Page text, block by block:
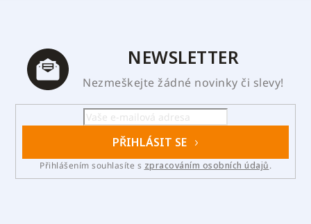
NEWSLETTER
Nezmeškejte žádné novinky či slevy!
PŘIHLÁSIT SE
Přihlášením souhlasíte s zpracováním osobních údajů.